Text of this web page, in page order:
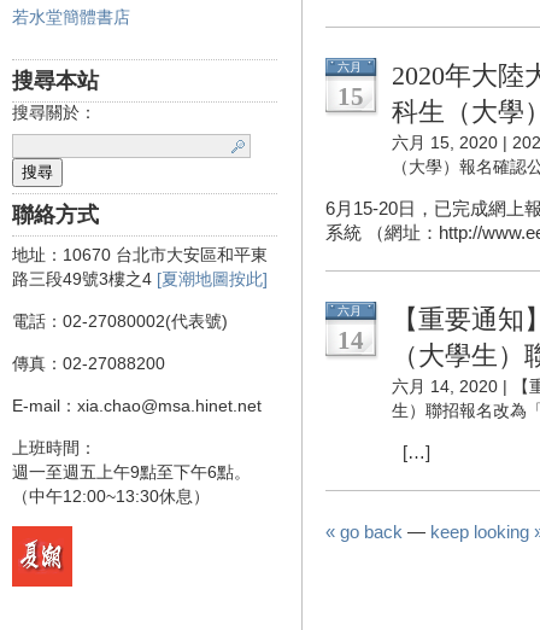
若水堂簡體書店
搜尋本站
搜尋關於：
聯絡方式
地址：10670 台北市大安區和平東
路三段49號3樓之4 [夏潮地圖按此]
電話：02-27080002(代表號)
傳真：02-27088200
E-mail：xia.chao@msa.hinet.net
上班時間：
週一至週五上午9點至下午6點。
（中午12:00~13:30休息）
六月
15
2020年大陸
科生（大學
六月 15, 2020 |
（大學）報名確認
6月15-20日，已完成網上
系統 （網址：http://
六月
14
【重要通
（大學生
六月 14, 2020 |
生）聯招報名改為
[…]
« go back — keep looking